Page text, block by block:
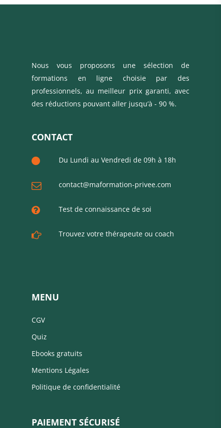
Nous vous proposons une sélection de
formations en ligne choisie par des
professionnels, au meilleur prix garanti, avec
des réductions pouvant aller jusqu’à - 90 %.
CONTACT
Du Lundi au Vendredi de 09h à 18h
contact@maformation-privee.com
Test de connaissance de soi
Trouvez votre thérapeute ou coach
MENU
CGV
Quiz
Ebooks gratuits
Mentions Légales
Politique de confidentialité
PAIEMENT SÉCURISÉ